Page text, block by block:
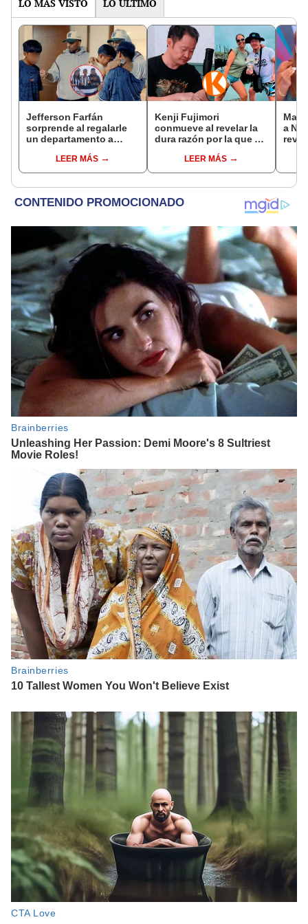
LO MÁS VISTO LO ÚLTIMO
Jefferson Farfán
sorprende al regalarle
un departamento a
fútbol: "Lo hago de
corazón"
LEER MÁS
Kenji Fujimori
conmueve al revelar la
dura razón por la que no
esposa Erika Muñóz: "El
proceso judicial"
LEER MÁS
a
más